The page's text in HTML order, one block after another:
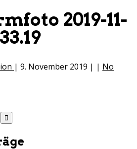
2019-11-
| 9. November 2019 | | No